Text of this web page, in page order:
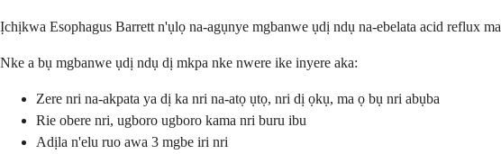
Ịchịkwa Esophagus Barrett n'ụlọ na-agụnye mgbanwe ụdị ndụ na-ebelata acid reflux
Nke a bụ mgbanwe ụdị ndụ dị mkpa nke nwere ike inyere aka:
Zere nri na-akpata ya dị ka nri na-atọ ụtọ, nri dị ọkụ, ma ọ bụ nri abụba
Rie obere nri, ugboro ugboro kama nri buru ibu
Adịla n'elu ruo awa 3 mgbe iri nri